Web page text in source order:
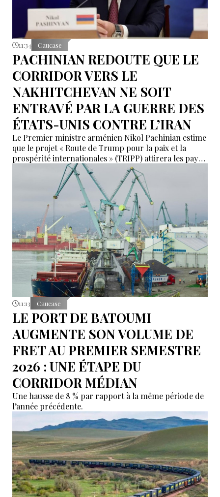
11:34 Caucase
PACHINIAN REDOUTE QUE LE
CORRIDOR VERS LE
NAKHITCHEVAN NE SOIT
ENTRAVÉ PAR LA GUERRE DES
ÉTATS-UNIS CONTRE L’IRAN
Le Premier ministre arménien Nikol Pachinian estime
que le projet « Route de Trump pour la paix et la
prospérité internationales » (TRIPP) attirera les pays
de la région, mais il a également déclaré que
l’instabilité régionale pourrait entraver sa mise en
11:13 Caucase
LE PORT DE BATOUMI
AUGMENTE SON VOLUME DE
FRET AU PREMIER SEMESTRE
2026 : UNE ÉTAPE DU
CORRIDOR MÉDIAN
Une hausse de 8 % par rapport à la même période de
l’année précédente.